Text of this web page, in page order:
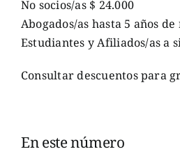
No socios/as $ 24.000
Abogados/as hasta 5 años
Estudiantes y Afiliados/as a
Consultar descuentos para
En este número